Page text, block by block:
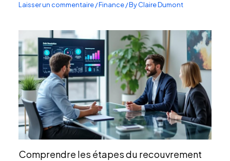
Laisser un commentaire/Finance/ ByClaire Dumont
Comprendre les étapes du recouvrement